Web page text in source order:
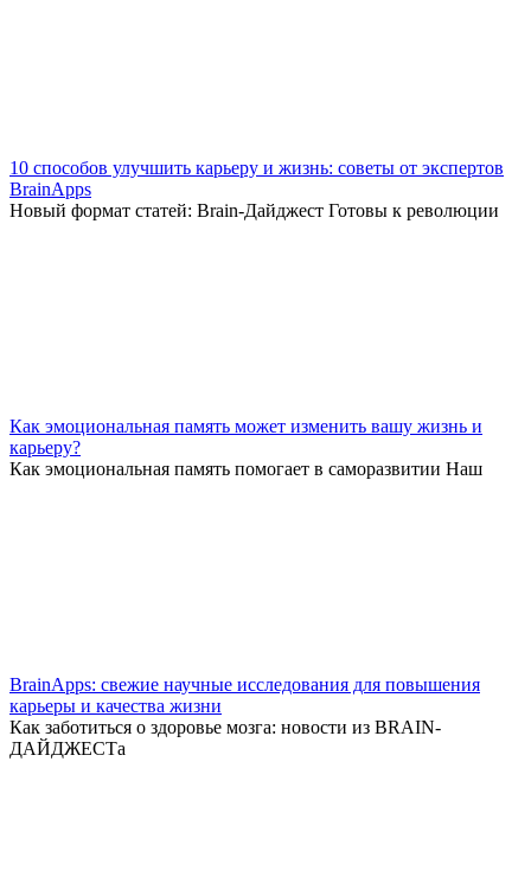
10 способов улучшить карьеру и жизнь: советы от экспертов
BrainApps
Новый формат статей: Brain-Дайджест Готовы к революции
Как эмоциональная память может изменить вашу жизнь и
карьеру?
Как эмоциональная память помогает в саморазвитии Наш
BrainApps: свежие научные исследования для повышения
карьеры и качества жизни
Как заботиться о здоровье мозга: новости из BRAIN-
ДАЙДЖЕСТа